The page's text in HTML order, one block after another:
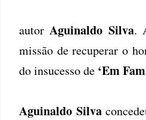
autorAguinaldo Silva.
missão de recuperar o
do insucesso de ‘Em
Aguinaldo Silva